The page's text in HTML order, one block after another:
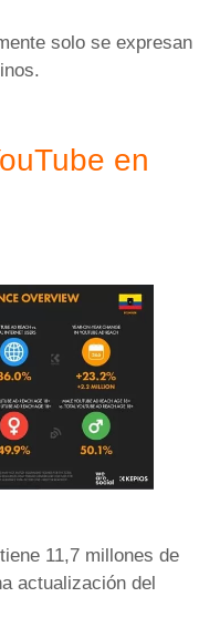
solo se expresan
en
11,7 millones de
actualización del